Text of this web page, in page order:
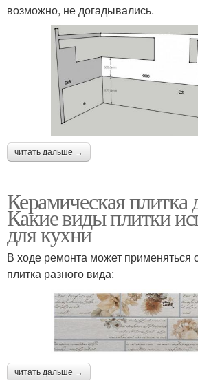
возможно, не догадывались.
читать дальше →
Керамическая плитка
Какие виды плитки
для кухни
В ходе ремонта может применяться
плитка разного вида:
читать дальше →